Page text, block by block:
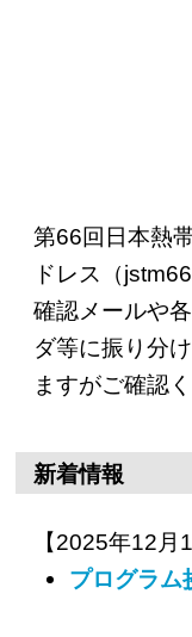
第66回日本熱
ドレス（
確認メールや
ダ等に振り分
ますがご確認
新着情報
【2025年12月
プログラム